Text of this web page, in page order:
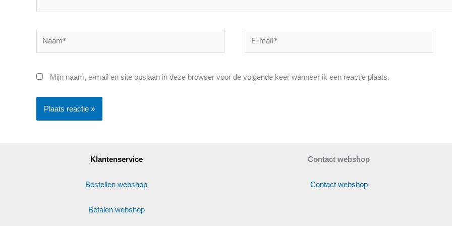
mail*
Mijn naam, e-mail en site opslaan in deze browser voor de volgende keer wanneer ik een reactie plaats.
Klantenservice
Bestellen webshop
Betalen webshop
Contact webshop
Contact webshop